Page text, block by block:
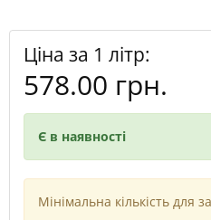
Ціна за 1 літр:
578.00 грн.
Є в наявності
Мінімальна кількість для